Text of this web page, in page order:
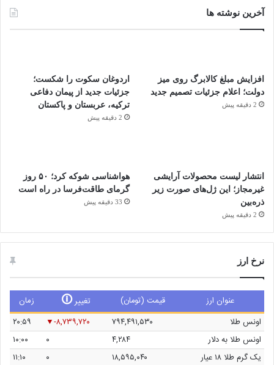
آخرین نوشته ها
افزایش مبلغ کالابرگ روی میز
دولت؛ اعلام جزئیات تصمیم جدید
2 دقیقه پیش
اردوغان سکوت را شکست؛
جزئیات جدید از پیمان دفاعی
ترکیه، عربستان و پاکستان
2 دقیقه پیش
انتشار لیست محصولات آرایشی
غیرمجاز؛ این ژل‌های صورت زیر
ذره‌بین
2 دقیقه پیش
هواشناسی شوکه کرد؛ ۵۰ روز
گرمای طاقت‌فرسا در راه است
33 دقیقه پیش
نرخ ارز
عنوان ارز قیمت (تومان) تغییر🛈
زمان
اونس طلا
۷۹۴,۴۹۱,۵۳۰ -۸,۷۳۹,۷۲۰
۲۰:۵۹
اونس طلا به دلار
۴,۲۸۴ ۰
۱۰:۰۰
یک گرم طلا ۱۸ عیار
۱۸,۵۹۵,۰۴۰ ۰
۱۱:۱۰